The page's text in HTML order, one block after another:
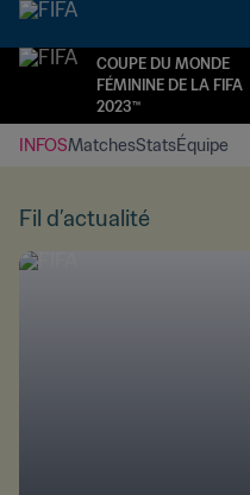
COUPE DU MONDE
FÉMININE DE LA FIFA
2023™
INFOSMatchesStatsÉquipe
Fil d’actualité